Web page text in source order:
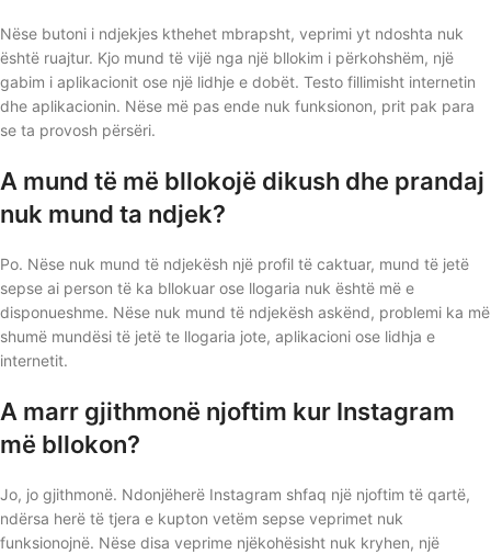
Nëse butoni i ndjekjes kthehet mbrapsht, veprimi yt ndoshta nuk
është ruajtur. Kjo mund të vijë nga një bllokim i përkohshëm, një
gabim i aplikacionit ose një lidhje e dobët. Testo fillimisht internetin
dhe aplikacionin. Nëse më pas ende nuk funksionon, prit pak para
se ta provosh përsëri.
A mund të më bllokojë dikush dhe prandaj
nuk mund ta ndjek?
Po. Nëse nuk mund të ndjekësh një profil të caktuar, mund të jetë
sepse ai person të ka bllokuar ose llogaria nuk është më e
disponueshme. Nëse nuk mund të ndjekësh askënd, problemi ka më
shumë mundësi të jetë te llogaria jote, aplikacioni ose lidhja e
internetit.
A marr gjithmonë njoftim kur Instagram
më bllokon?
Jo, jo gjithmonë. Ndonjëherë Instagram shfaq një njoftim të qartë,
ndërsa herë të tjera e kupton vetëm sepse veprimet nuk
funksionojnë. Nëse disa veprime njëkohësisht nuk kryhen, një